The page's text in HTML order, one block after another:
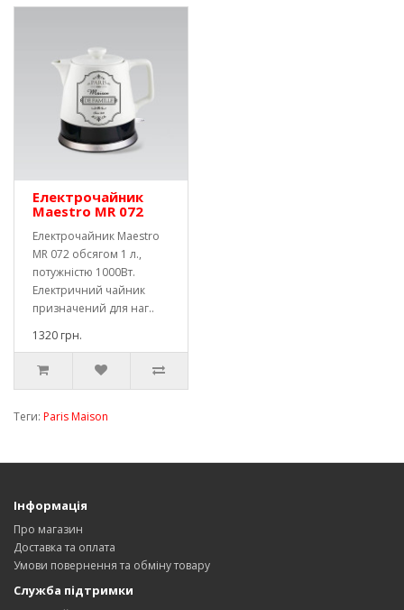
Електрочайник
Maestro MR 072
Електрочайник Maestro
MR 072 обсягом 1 л.,
потужністю 1000Вт.
Електричний чайник
призначений для наг..
1320 грн.
Теги: Paris Maison
Інформація
Про магазин
Доставка та оплата
Умови повернення та обміну товару
Служба підтримки